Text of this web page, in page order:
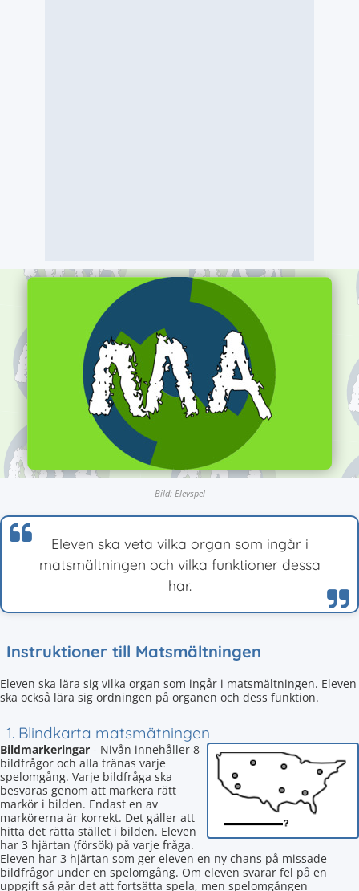
Bild: Elevspel
Eleven ska veta vilka organ som ingår i
matsmältningen och vilka funktioner dessa
har.
Instruktioner till Matsmältningen
Eleven ska lära sig vilka organ som ingår i matsmältningen. Eleven
ska också lära sig ordningen på organen och dess funktion.
1. Blindkarta matsmätningen
Bildmarkeringar - Nivån innehåller 8
bildfrågor och alla tränas varje
spelomgång. Varje bildfråga ska
besvaras genom att markera rätt
markör i bilden. Endast en av
markörerna är korrekt. Det gäller att
hitta det rätta stället i bilden. Eleven
har 3 hjärtan (försök) på varje fråga.
Eleven har 3 hjärtan som ger eleven en ny chans på missade
bildfrågor under en spelomgång. Om eleven svarar fel på en
uppgift så går det att fortsätta spela, men spelomgången